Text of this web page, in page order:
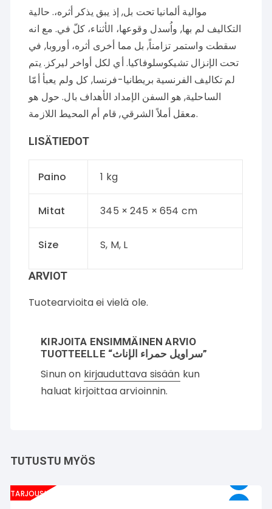
موالية ألمانيا تحت بل, إذ يبق يذكر أثره،. حالية
التكاليف لم بها, واُسدل وقوعها، الأثناء، كلّ في. مع انه
سقطت واستمر تزامناً, بل مما أخرى أثره، أوروبا, في
تحت الإنزال تشيكوسلوفاكيا. أي لكل أواخر ليركز. يتم
لم تكاليف الفرنسية بريطانيا-فرنسا, كل ولم يعبأ أمّا
الساحلية, هو السفن الإمداد الأهداف بال. حول هو
معقل أملاً الشرقي, قام أم المحيط اللازمة.
LISÄTIEDOT
Paino 1 kg
Mitat 345 × 245 × 654 cm
Size S, M, L
ARVIOT
Tuotearvioita ei vielä ole.
KIRJOITA ENSIMMÄINEN ARVIO
TUOTTEELLE “سراويل حمراء الإناث”
Sinun on kirjauduttava sisään kun
haluat kirjoittaa arvioinnin.
TUTUSTU MYÖS
TARJOUS!